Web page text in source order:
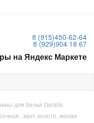
8 (915)450-62-64
8 (929)904 18 67
на Яндекс Маркете
для белья Geralis
, кант золото, малая